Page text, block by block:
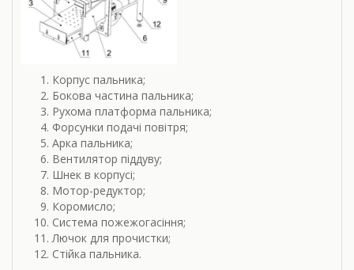
Корпус пальника;
Бокова частина пальника;
Рухома платформа пальника;
Форсунки подачі повітря;
Арка пальника;
Вентилятор піддуву;
Шнек в корпусі;
Мотор-редуктор;
Коромисло;
Система пожежогасіння;
Лючок для прочистки;
Стійка пальника.